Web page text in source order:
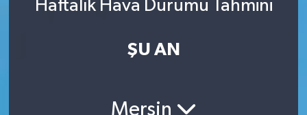
Haftalık Hava Durumu Tahmini
ŞU AN
Mersin
Süper Lig Puan Durumu ve Fikstür